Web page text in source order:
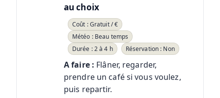
au choix
Coût : Gratuit / €
Météo : Beau temps
Durée : 2 à 4 h
Réservation : Non
A faire : Flâner, regarder,
prendre un café si vous voulez,
puis repartir.